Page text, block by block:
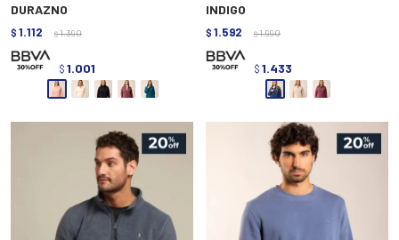
DURAZNO
$ 1.112 $ 1.390
$ 1.001
INDIGO
$ 1.592 $ 1.990
$ 1.433